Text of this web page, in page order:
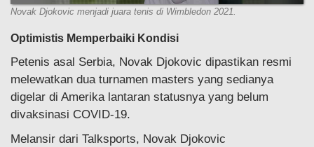
Novak Djokovic menjadi juara tenis di Wimbledon 2021.
Optimistis Memperbaiki Kondisi
Petenis asal Serbia, Novak Djokovic dipastikan resmi
melewatkan dua turnamen masters yang sedianya
digelar di Amerika lantaran statusnya yang belum
divaksinasi COVID-19.
Melansir dari Talksports, Novak Djokovic